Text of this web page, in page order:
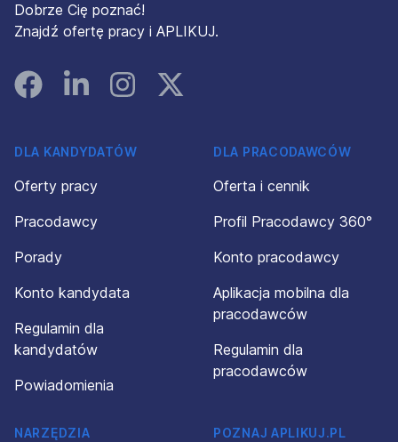
Dobrze Cię poznać!
Znajdź ofertę pracy i APLIKUJ.
FacebookLinked InInstagramInstagram
DLA KANDYDATÓW
Oferty pracy
Pracodawcy
Porady
Konto kandydata
Regulamin dla
kandydatów
Powiadomienia
DLA PRACODAWCÓW
Oferta i cennik
Profil Pracodawcy 360°
Konto pracodawcy
Aplikacja mobilna dla
pracodawców
Regulamin dla
pracodawców
NARZĘDZIA
POZNAJ APLIKUJ.PL